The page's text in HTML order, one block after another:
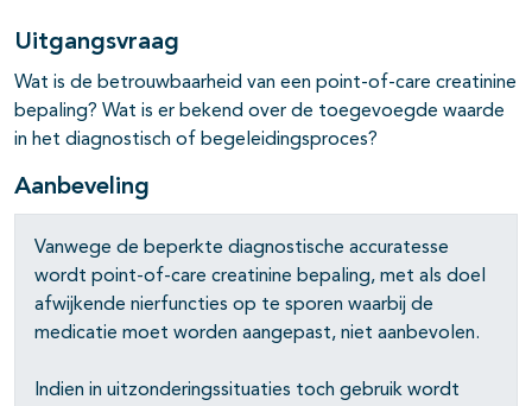
Uitgangsvraag
Wat is de betrouwbaarheid van een point-of-care creatinine
bepaling? Wat is er bekend over de toegevoegde waarde
in het diagnostisch of begeleidingsproces?
Aanbeveling
Vanwege de beperkte diagnostische accuratesse
wordt point-of-care creatinine bepaling, met als doel
afwijkende nierfuncties op te sporen waarbij de
medicatie moet worden aangepast, niet aanbevolen.
Indien in uitzonderingssituaties toch gebruik wordt